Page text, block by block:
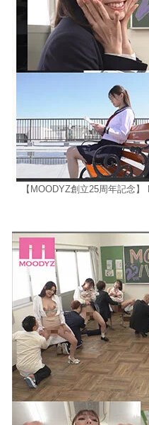
【MOODYZ創立25周年記念